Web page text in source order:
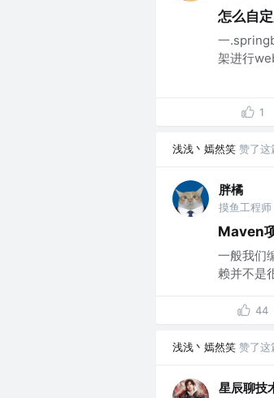
怎么自
一
架进行
1
浅浅丶嫣然笑 赞了这
胖橘
摸鱼工程师
Maven
一般我们
赖并不是
44
浅浅丶嫣然笑 赞了这
星辰聊技